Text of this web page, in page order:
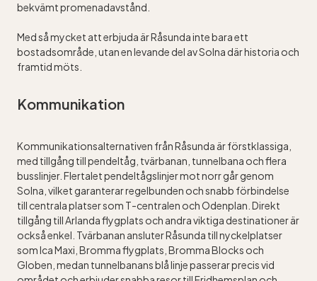
bekvämt promenadavstånd.
Med så mycket att erbjuda är Råsunda inte bara ett
bostadsområde, utan en levande del av Solna där historia och
framtid möts.
Kommunikation
Kommunikationsalternativen från Råsunda är förstklassiga,
med tillgång till pendeltåg, tvärbanan, tunnelbana och flera
busslinjer. Flertalet pendeltågslinjer mot norr går genom
Solna, vilket garanterar regelbunden och snabb förbindelse
till centrala platser som T-centralen och Odenplan. Direkt
tillgång till Arlanda flygplats och andra viktiga destinationer är
också enkel. Tvärbanan ansluter Råsunda till nyckelplatser
som Ica Maxi, Bromma flygplats, Bromma Blocks och
Globen, medan tunnelbanans blå linje passerar precis vid